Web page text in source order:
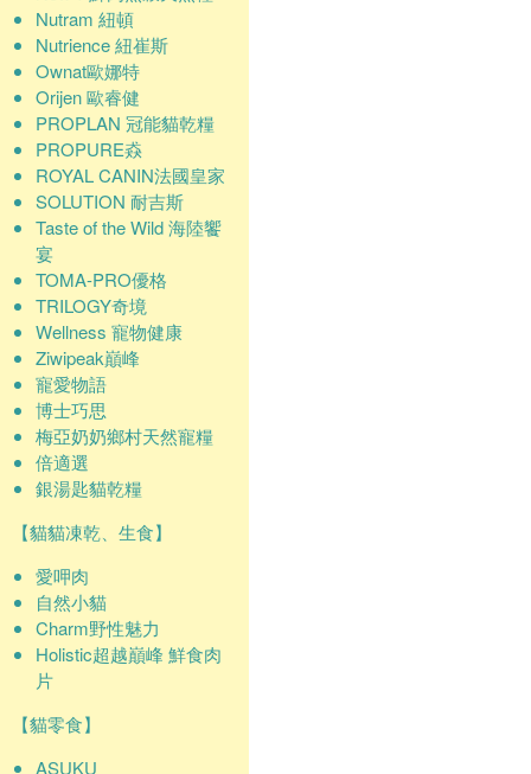
Nutram 紐頓
Nutrience 紐崔斯
Ownat歐娜特
Orijen 歐睿健
PROPLAN 冠能貓乾糧
PROPURE猋
ROYAL CANIN法國皇家
SOLUTION 耐吉斯
Taste of the Wild 海陸饗
宴
TOMA-PRO優格
TRILOGY奇境
Wellness 寵物健康
Ziwipeak巔峰
寵愛物語
博士巧思
梅亞奶奶鄉村天然寵糧
倍適選
銀湯匙貓乾糧
【貓貓凍乾、生食】
愛呷肉
自然小貓
Charm野性魅力
Holistic超越巔峰 鮮食肉
片
【貓零食】
ASUKU